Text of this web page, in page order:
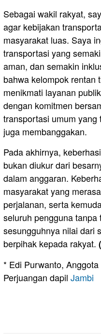
Sebagai wakil rakyat,
agar kebijakan
masyarakat luas. Saya
transportasi yang
aman, dan semakin
bahwa kelompok rentan
menikmati layanan
dengan komitmen
transportasi umum
juga membanggakan.
Pada akhirnya,
bukan diukur dari
dalam anggaran.
masyarakat yang
perjalanan, serta
seluruh pengguna tanpa
sesungguhnya nilai dari
berpihak kepada rakyat.
* Edi Purwanto, Anggota
Perjuangan dapil Jambi